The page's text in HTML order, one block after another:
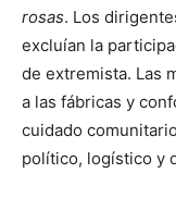
rosas. Los
excluían la
de extremista. Las
a las fábricas y
cuidado
político, logístico y